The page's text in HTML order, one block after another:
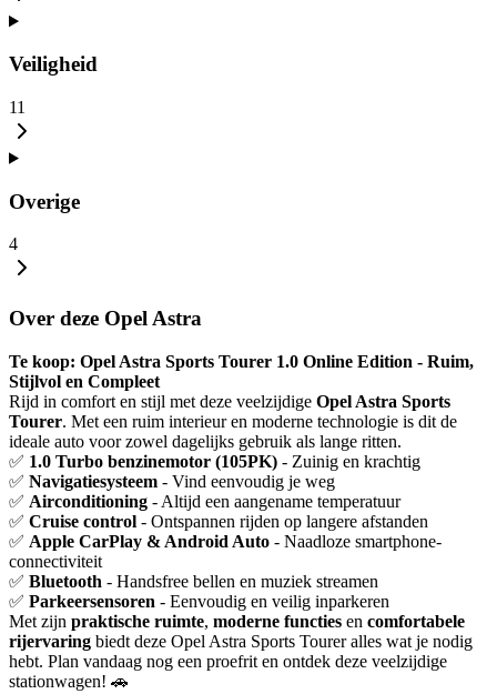
Veiligheid
11
Overige
4
Over deze Opel Astra
Te koop: Opel Astra Sports Tourer 1.0 Online Edition - Ruim,
Stijlvol en Compleet
Rijd in comfort en stijl met deze veelzijdige Opel Astra Sports
Tourer. Met een ruim interieur en moderne technologie is dit de
ideale auto voor zowel dagelijks gebruik als lange ritten.
✅ 1.0 Turbo benzinemotor (105PK) - Zuinig en krachtig
✅ Navigatiesysteem - Vind eenvoudig je weg
✅ Airconditioning - Altijd een aangename temperatuur
✅ Cruise control - Ontspannen rijden op langere afstanden
✅ Apple CarPlay & Android Auto - Naadloze smartphone-
connectiviteit
✅ Bluetooth - Handsfree bellen en muziek streamen
✅ Parkeersensoren - Eenvoudig en veilig inparkeren
Met zijn praktische ruimte, moderne functies en comfortabele
rijervaring biedt deze Opel Astra Sports Tourer alles wat je nodig
hebt. Plan vandaag nog een proefrit en ontdek deze veelzijdige
stationwagen! 🚗